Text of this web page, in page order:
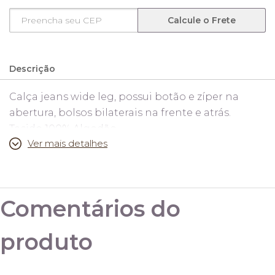
Calcule o Frete
Descrição
Calça jeans wide leg, possui botão e zíper na
abertura, bolsos bilaterais na frente e atrás.
Tecido 100% Algodão.
(cintura 66cm, quadril 96cm, comprimento
109cm)
38 (cintura 68cm, quadril 98cm, comprimento
Ver mais detalhes
Comentários do
produto